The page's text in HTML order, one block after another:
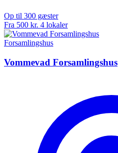
Op til 300 gæster
Fra 500 kr. 4 lokaler
Forsamlingshus
Vommevad Forsamlingshus